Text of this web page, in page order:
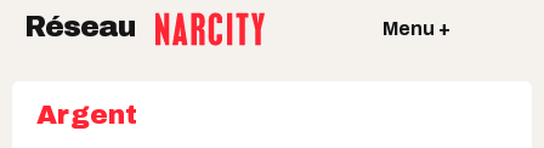
Réseau Menu +
Argent